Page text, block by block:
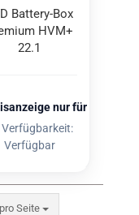
Kunden
Battery-​​Box
HVM+
22.1
nur für
Verfügbarkeit:
Verfügbar
Seite